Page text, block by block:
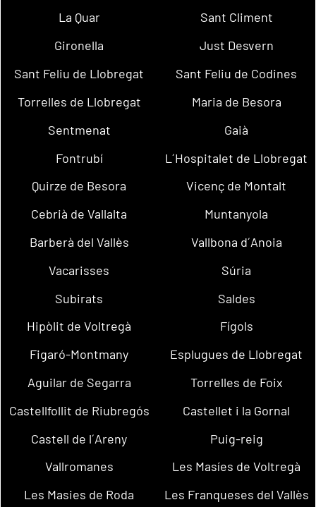
La Quar
Sant Climent
Gironella
Just Desvern
Sant Feliu de Llobregat
Sant Feliu de Codines
Torrelles de Llobregat
Maria de Besora
Sentmenat
Gaià
Fontrubí
L´Hospitalet de Llobregat
Quirze de Besora
Vicenç de Montalt
Cebrià de Vallalta
Muntanyola
Barberà del Vallès
Vallbona d´Anoia
Vacarisses
Súria
Subirats
Saldes
Hipòlit de Voltregà
Fígols
Figaró-Montmany
Esplugues de Llobregat
Aguilar de Segarra
Torrelles de Foix
Castellfollit de Riubregós
Castellet i la Gornal
Castell de l´Areny
Puig-reig
Vallromanes
Les Masíes de Voltregà
Les Masies de Roda
Les Franqueses del Vallès